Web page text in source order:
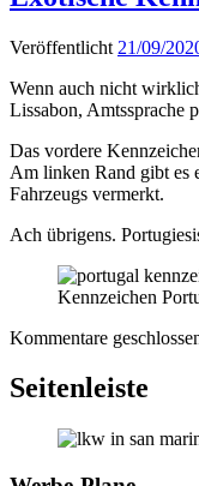
Veröffentlicht 21/09/
Wenn auch nicht
Lissabon, Amtssprache
Das vordere
Am linken Rand gibt es
Fahrzeugs vermerkt.
Ach übrigens.
Kennzeichen
Kommentare
Seitenleiste